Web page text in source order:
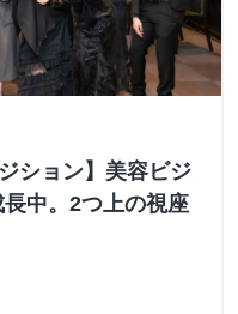
ション】美容ビジ
中。2つ上の視座